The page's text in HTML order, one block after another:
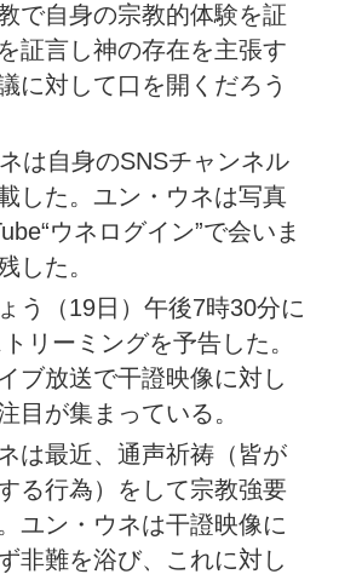
で自身の宗教的体験を証
証言し神の存在を主張す
に対して口を開くだろう
は自身のSNSチャンネル
した。ユン・ウネは写真
ウネログイン”で会いま
した。
う（19日）午後7時30分に
リーミングを予告した。
ブ放送で干證映像に対し
目が集まっている。
は最近、通声祈祷（皆が
る行為）をして宗教強要
ユン・ウネは干證映像に
非難を浴び、これに対し